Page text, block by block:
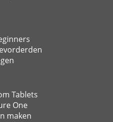
Tablets
One
maken